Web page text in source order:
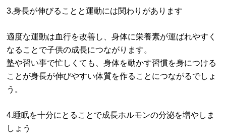
3.身長が伸びることと運動には関わりがあります
適度な運動は血行を改善し、身体に栄養素が運ばれやすく
なることで子供の成長につながります。
塾や習い事で忙しくても、身体を動かす習慣を身につける
ことが身長が伸びやすい体質を作ることにつながるでしょ
う。
4.睡眠を十分にとることで成長ホルモンの分泌を増やしま
しょう